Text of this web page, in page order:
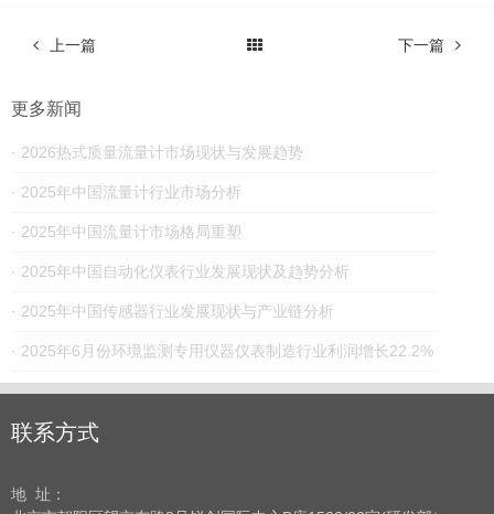
上一篇 下一篇
更多新闻
· 2026热式​质量流量计市场现状与发展趋势
· 2025年中国流量计行业市场分析
· 2025年中国流量计市场格局重塑
· 2025年中国自动化仪表行业发展现状及趋势分析
· 2025年中国传感器行业发展现状与产业链分析
· 2025年6月份环境监测专用仪器仪表制造行业利润增长22.2%
联系方式
地 址：